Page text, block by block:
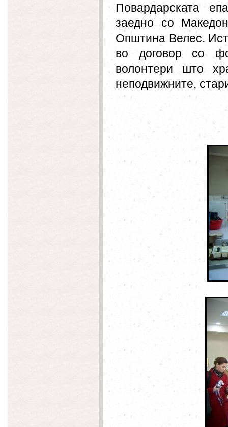
Повардарската
заедно со
Општина Велес.
во договор со
волонтери што
неподвижните,